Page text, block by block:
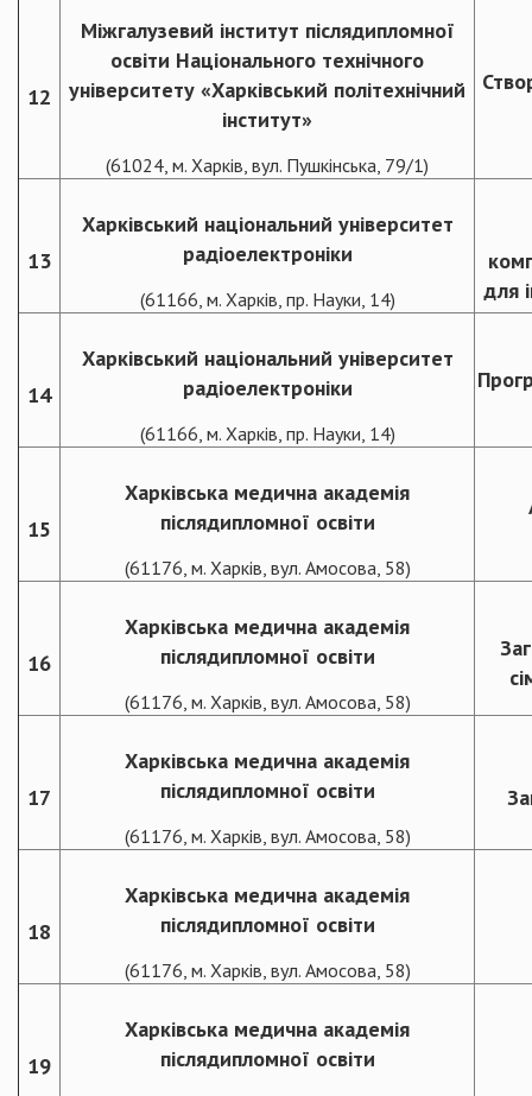
12
Міжгалузевий інститут післядипломної
освіти Національного технічного
університету «Харківський політехнічний
інститут»
(61024, м. Харків, вул. Пушкінська, 79/1)
13
Харківський національний університет
радіоелектроніки
(61166, м. Харків, пр. Науки, 14)
для
14
Харківський національний університет
радіоелектроніки
(61166, м. Харків, пр. Науки, 14)
15
Харківська медична академія
післядипломної освіти
(61176, м. Харків, вул. Амосова, 58)
16
Харківська медична академія
післядипломної освіти
(61176, м. Харків, вул. Амосова, 58)
17
Харківська медична академія
післядипломної освіти
(61176, м. Харків, вул. Амосова, 58)
18
Харківська медична академія
післядипломної освіти
(61176, м. Харків, вул. Амосова, 58)
19
Харківська медична академія
післядипломної освіти